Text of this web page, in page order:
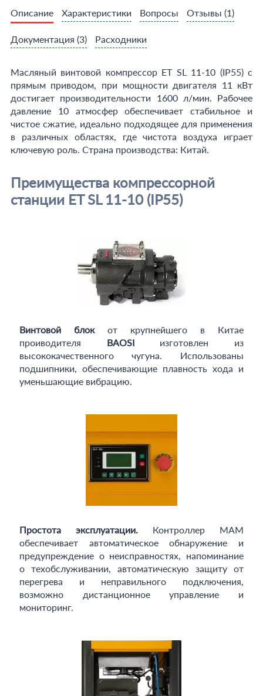
Описание Характеристики Вопросы Отзывы (1)
Документация (3) Расходники
Масляный винтовой компрессор ET SL 11-10 (IP55) с
прямым приводом, при мощности двигателя 11 кВт
достигает производительности 1600 л/мин. Рабочее
давление 10 атмосфер обеспечивает стабильное и
чистое сжатие, идеально подходящее для применения
в различных областях, где чистота воздуха играет
ключевую роль. Страна производства: Китай.
Преимущества компрессорной
станции ET SL 11-10 (IP55)
Винтовой блокот крупнейшего в Китае
проиводителя BAOSIизготовлен из
высококачественного чугуна. Использованы
подшипники, обеспечивающие плавность хода и
уменьшающие вибрацию.
Простота эксплуатации.Контроллер MAM
обеспечивает автоматическое обнаружение и
предупреждение о неисправностях, напоминание
о техобслуживании, автоматическую защиту от
перегрева и неправильного подключения,
возможно дистанционное управление и
мониторинг.